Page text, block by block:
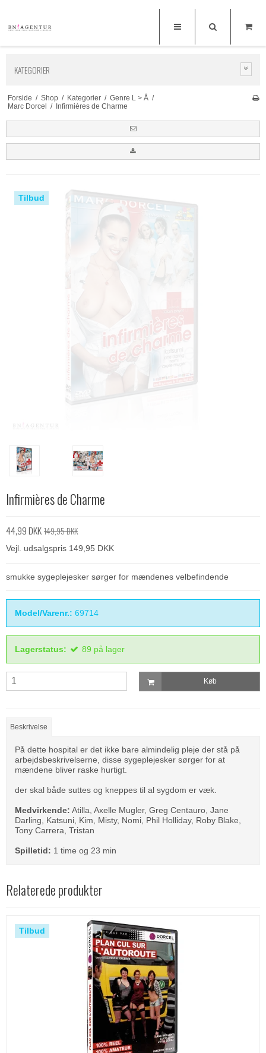
KATEGORIER
Forside / Shop / Kategorier / Genre L > Å /
Marc Dorcel
/ Infirmières de Charme
Tilbud
Infirmières de Charme
44,99 DKK149,95 DKK
Vejl. udsalgspris 149,95 DKK
smukke sygeplejesker sørger for mændenes velbefindende
Model/Varenr.: 69714
Lagerstatus: 89 på lager
Køb
Beskrivelse
På dette hospital er det ikke bare almindelig pleje der stå på
arbejdsbeskrivelserne, disse sygeplejesker sørger for at
mændene bliver raske hurtigt.
der skal både suttes og kneppes til al sygdom er væk.
Medvirkende: Atilla, Axelle Mugler, Greg Centauro, Jane
Darling, Katsuni, Kim, Misty, Nomi, Phil Holliday, Roby Blake,
Tony Carrera, Tristan
Spilletid: 1 time og 23 min
Relaterede produkter
Tilbud